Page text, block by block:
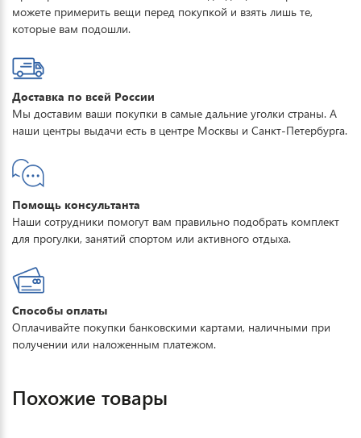
можете примерить вещи перед покупкой и взять лишь те,
которые вам подошли.
Доставка по всей России
Мы доставим ваши покупки в самые дальние уголки страны. А
наши центры выдачи есть в центре Москвы и Санкт-Петербурга.
Помощь консультанта
Наши сотрудники помогут вам правильно подобрать комплект
для прогулки, занятий спортом или активного отдыха.
Способы оплаты
Оплачивайте покупки банковскими картами, наличными при
получении или наложенным платежом.
Похожие товары